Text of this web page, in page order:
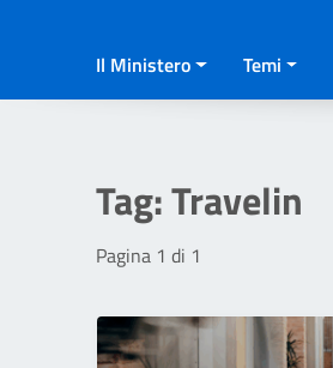
Il Ministero Temi
Tag:Travelin
Pagina 1 di 1